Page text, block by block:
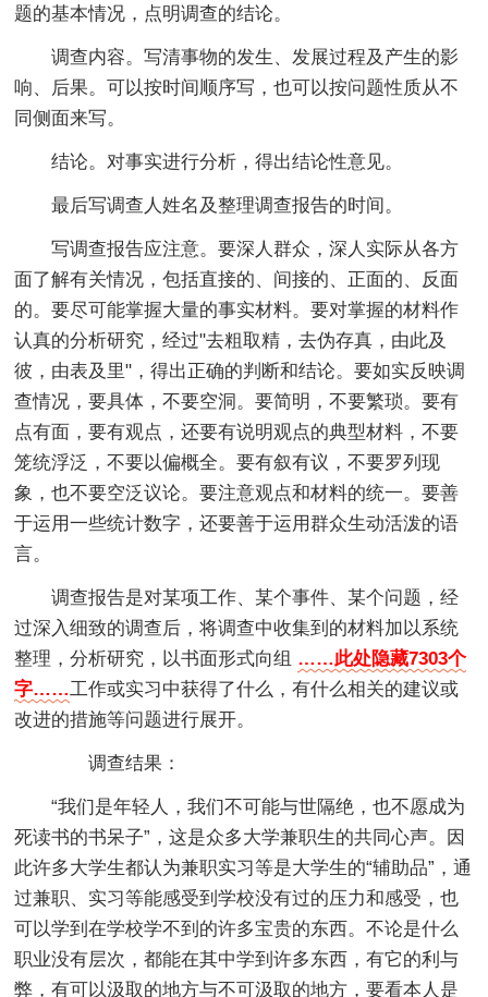
题的基本情况，点明调查的结论。
调查内容。写清事物的发生、发展过程及产生的影
响、后果。可以按时间顺序写，也可以按问题性质从不
同侧面来写。
结论。对事实进行分析，得出结论性意见。
最后写调查人姓名及整理调查报告的时间。
写调查报告应注意。要深人群众，深人实际从各方
面了解有关情况，包括直接的、间接的、正面的、反面
的。要尽可能掌握大量的事实材料。要对掌握的材料作
认真的分析研究，经过"去粗取精，去伪存真，由此及
彼，由表及里"，得出正确的判断和结论。要如实反映调
查情况，要具体，不要空洞。要简明，不要繁琐。要有
点有面，要有观点，还要有说明观点的典型材料，不要
笼统浮泛，不要以偏概全。要有叙有议，不要罗列现
象，也不要空泛议论。要注意观点和材料的统一。要善
于运用一些统计数字，还要善于运用群众生动活泼的语
言。
调查报告是对某项工作、某个事件、某个问题，经
过深入细致的调查后，将调查中收集到的材料加以系统
整理，分析研究，以书面形式向组 ……此处隐藏7303个
字……工作或实习中获得了什么，有什么相关的建议或
改进的措施等问题进行展开。
调查结果：
“我们是年轻人，我们不可能与世隔绝，也不愿成为
死读书的书呆子”，这是众多大学兼职生的共同心声。因
此许多大学生都认为兼职实习等是大学生的“辅助品”，通
过兼职、实习等能感受到学校没有过的压力和感受，也
可以学到在学校学不到的许多宝贵的东西。不论是什么
职业没有层次，都能在其中学到许多东西，有它的利与
弊，有可以汲取的地方与不可汲取的地方，要看本人是